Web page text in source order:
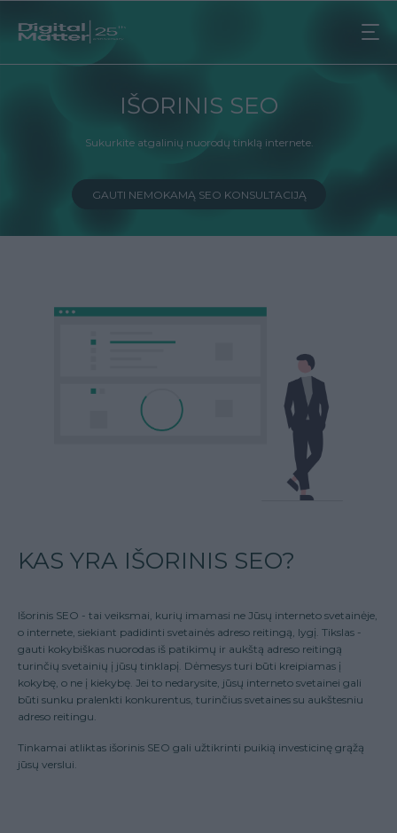
IŠORINIS SEO
Sukurkite atgalinių nuorodų tinklą internete.
GAUTI NEMOKAMĄ SEO KONSULTACIJĄ
KAS YRA IŠORINIS SEO?
Išorinis SEO - tai veiksmai, kurių imamasi ne Jūsų interneto svetainėje,
o internete, siekiant padidinti svetainės adreso reitingą, lygį. Tikslas -
gauti kokybiškas nuorodas iš patikimų ir aukštą adreso reitingą
turinčių svetainių į jūsų tinklapį. Dėmesys turi būti kreipiamas į
kokybę, o ne į kiekybę. Jei to nedarysite, jūsų interneto svetainei gali
būti sunku pralenkti konkurentus, turinčius svetaines su aukštesniu
adreso reitingu.
Tinkamai atliktas išorinis SEO gali užtikrinti puikią investicinę grąžą
jūsų verslui.